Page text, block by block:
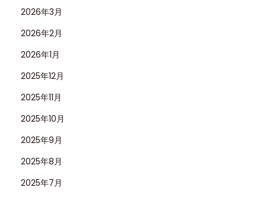
2026年3月
2026年2月
2026年1月
2025年12月
2025年11月
2025年10月
2025年9月
2025年8月
2025年7月